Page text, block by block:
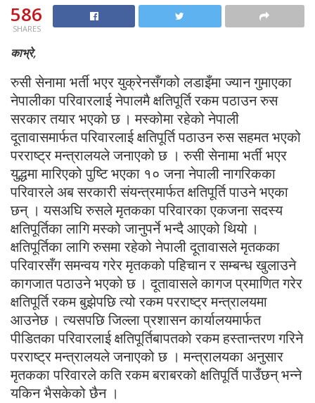
586
SHARES
काभ्रे,
रुसी सेनामा भर्ती भएर युक्रेनसँगको लडाइँमा ज्यान गुमाएका
नेपालीका परिवारलाई नेपालमै क्षतिपूर्ति रकम पठाउन रुस
सरकार तयार भएको छ । मस्कोमा रहेको नेपाली
दूतावासमार्फत परिवारलाई क्षतिपूर्ति पठाउन रुस सहमत भएको
परराष्ट्र मन्त्रालयले जनाएको छ । रुसी सेनामा भर्ती भएर
युद्धमा मारिएको पुष्टि भएका १० जना नेपाली नागरिकका
परिवारले अब सरकारी संयन्त्रमार्फत क्षतिपूर्ति पाउने भएका
छन् । यसअघि रुसले मृतकका परिवारका एकजना सदस्य
क्षतिपूर्तिका लागि मस्को जानुपर्ने भन्दै आएको थियो ।
क्षतिपूर्तिका लागि रुसमा रहेको नेपाली दूतावासले मृतकका
परिवारसँग समन्वय गरेर मृतकको पहिचान र सम्बन्ध खुलाउने
कागजात पठाउने भएको छ । दूतावासले कागज प्रमाणित गरेर
क्षतिपूर्ति रकम बुझेपछि त्यो रकम परराष्ट्र मन्त्रालयमा
आउनेछ । त्यसपछि जिल्ला प्रशासन कार्यालयमार्फत
पीडितका परिवारलाई क्षतिपूर्तिबापतको रकम हस्तान्तरण गरिने
परराष्ट्र मन्त्रालयले जनाएको छ । मन्त्रालयका अनुसार
मृतकका परिवारले कति रकम बराबरको क्षतिपूर्ति पाउँछन् भन्ने
यकिन भैसकेको छैन ।